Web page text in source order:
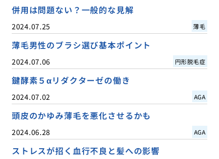
併用は問題ない？一般的な見解
2024.07.25 薄毛
薄毛男性のブラシ選び基本ポイント
2024.07.06 円形脱毛症
鍵酵素５αリダクターゼの働き
2024.07.02 AGA
頭皮のかゆみ薄毛を悪化させるかも
2024.06.28 AGA
ストレスが招く血行不良と髪への影響